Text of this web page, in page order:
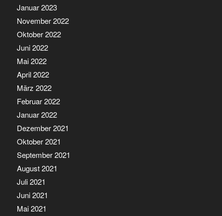
Januar 2023
November 2022
Oktober 2022
Juni 2022
Mai 2022
April 2022
März 2022
Februar 2022
Januar 2022
Dezember 2021
Oktober 2021
September 2021
August 2021
Juli 2021
Juni 2021
Mai 2021